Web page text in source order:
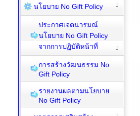
นโยบาย No Gift Policy
ประกาศเจตนารมณ์
นโยบาย No Gift Policy
จากการปฏิบัติหน้าที่
การสร้างวัฒนธรรม No
Gift Policy
รายงานผลตามนโยบาย
No Gift Policy